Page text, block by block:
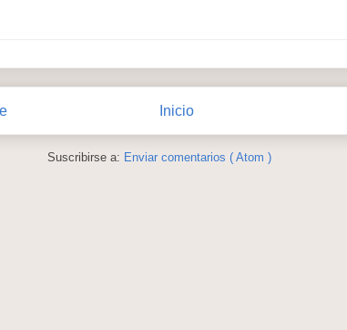
Inicio
Suscribirse a: Enviar comentarios ( Atom )